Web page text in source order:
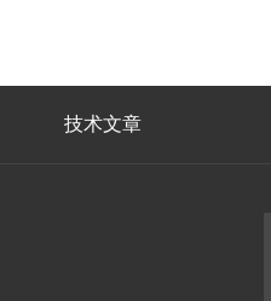
技术文章